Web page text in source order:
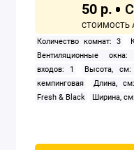
50 р.
Количество комнат: 3
Вентиляционные
входов: 1
Высота, см:
кемпинговая
Длина,
Fresh & Black
Ширина,